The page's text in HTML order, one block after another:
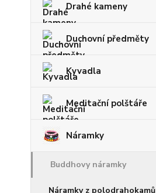
Drahé kameny
Duchovní předměty
Kyvadla
Meditační polštáře
Náramky
Buddhovy náramky
Náramky z polodrahokamů